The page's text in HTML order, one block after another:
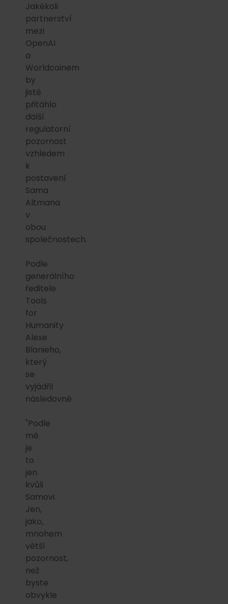
Jakékoli
partnerství
mezi
OpenAI
a
Worldcoinem
by
jistě
přitáhlo
další
regulatorní
pozornost
vzhledem
k
postavení
Sama
Altmana
v
obou
společnostech.
Podle
generálního
ředitele
Tools
for
Humanity
Alexe
Blanieho,
který
se
vyjádřil
následovně
"Podle
mě
je
to
jen
kvůli
Samovi.
Jen,
jako,
mnohem
větší
pozornost,
než
byste
obvykle